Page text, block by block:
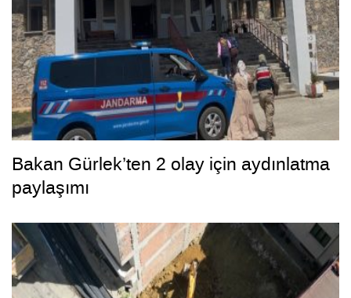
Bakan Gürlek’ten 2 olay için aydınlatma
paylaşımı